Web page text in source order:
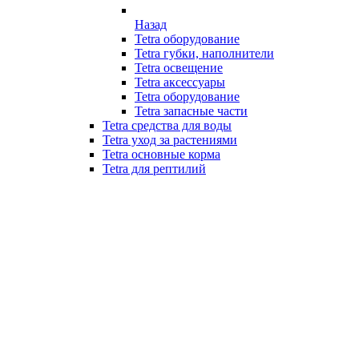
Назад
Tetra оборудование
Tetra губки, наполнители
Tetra освещение
Tetra аксессуары
Tetra оборудование
Tetra запасные части
Tetra средства для воды
Tetra уход за растениями
Tetra основные корма
Tetra для рептилий